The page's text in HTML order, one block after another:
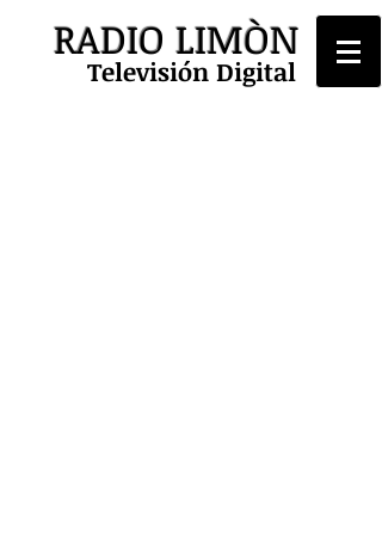
RADIO LIMÒN
Televisión Digital